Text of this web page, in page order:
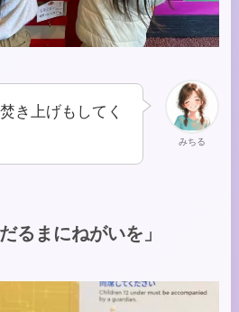
みちる
き上げもしてく
るまにねがいを」